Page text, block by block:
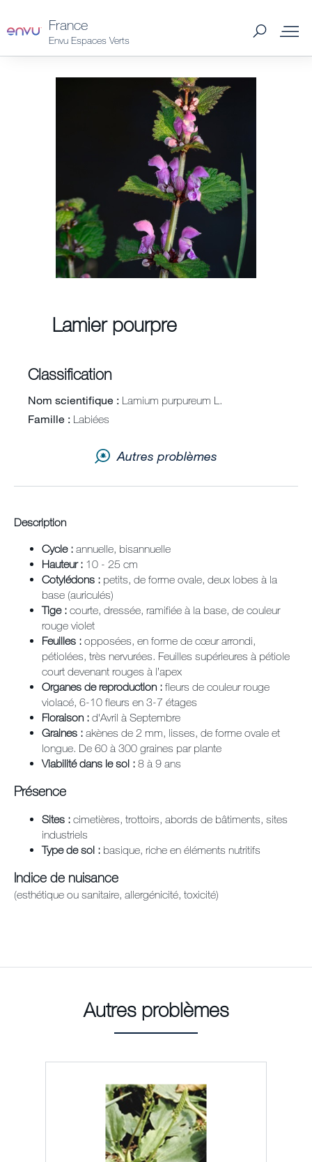
France
Envu Espaces Verts
Contact
Plan du site
Solutions
Trouver un distributeur
Smart Weeding System
Lamier pourpre
Classification
Nom scientifique Lamium purpureum L.
Famille Labiées
Autres problèmes
Description
Cycle : annuelle, bisannuelle
Hauteur : 10 - 25 cm
Cotylédons : petits, de forme ovale, deux lobes à la
base (auriculés)
Tige : courte, dressée, ramifiée à la base, de couleur
rouge violet
Feuilles : opposées, en forme de cœur arrondi,
pétiolées, très nervurées. Feuilles supérieures à pétiole
court devenant rouges à l’apex
Organes de reproduction : fleurs de couleur rouge
violacé, 6-10 fleurs en 3-7 étages
Floraison : d'Avril à Septembre
Graines : akènes de 2 mm, lisses, de forme ovale et
longue. De 60 à 300 graines par plante
Viabilité dans le sol : 8 à 9 ans
Présence
Sites : cimetières, trottoirs, abords de bâtiments, sites
industriels
Type de sol : basique, riche en éléments nutritifs
Indice de nuisance
(esthétique ou sanitaire, allergénicité, toxicité)
Autres problèmes